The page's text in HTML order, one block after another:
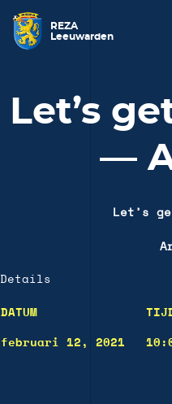
REZA
Leeuwarden
Let’s
—
Let’s
Details
DATUM
februari 12, 2021